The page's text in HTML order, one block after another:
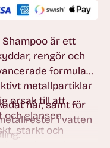
Shampoo är ett
rengör och
formulan
metallpartiklar
orsak till att
och glansen
starkt och
hår, samt för
i vatten